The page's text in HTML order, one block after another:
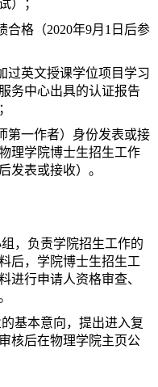
）；
格（2020年9月1日后参
英文授课学位项目学习
务中心出具的认证报告
一作者）身份发表或接
理学院博士生招生工作
发表或接收）。
，负责学院招生工作的
后，学院博士生招生工
进行申请人资格审查、
基本意向，提出进入复
核后在物理学院主页公